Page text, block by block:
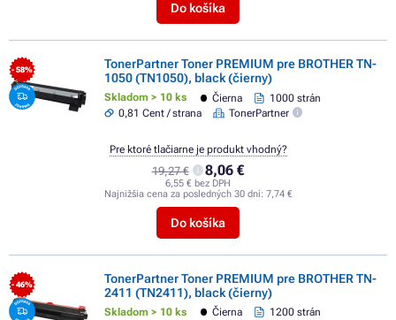
Do košíka
- 58%
TonerPartner Toner PREMIUM pre BROTHER TN-
1050 (TN1050), black (čierny)
Skladom > 10 ks Čierna
1000 strán
0,81 Cent / strana
TonerPartner
19,27 € 8,06 €
6,55 € bez DPH
Najnižšia cena za posledných 30 dní: 7,74 €
Do košíka
Pre ktoré tlačiarne je produkt vhodný?
- 46%
TonerPartner Toner PREMIUM pre BROTHER TN-
2411 (TN2411), black (čierny)
Skladom > 10 ks Čierna
1200 strán